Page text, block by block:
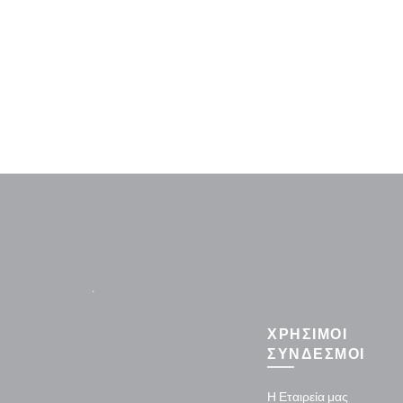
.
ΧΡΗΣΙΜΟΙ
ΣΥΝΔΕΣΜΟΙ
Η Εταιρεία μας